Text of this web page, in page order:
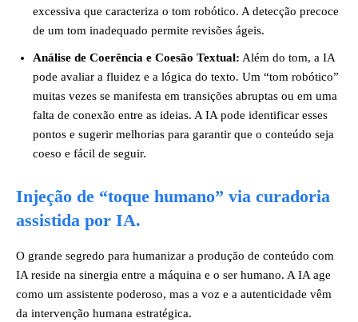
excessiva que caracteriza o tom robótico. A detecção precoce
de um tom inadequado permite revisões ágeis.
Análise de Coerência e Coesão Textual: Além do tom, a IA
pode avaliar a fluidez e a lógica do texto. Um “tom robótico”
muitas vezes se manifesta em transições abruptas ou em uma
falta de conexão entre as ideias. A IA pode identificar esses
pontos e sugerir melhorias para garantir que o conteúdo seja
coeso e fácil de seguir.
Injeção de “toque humano” via curadoria
assistida por IA.
O grande segredo para humanizar a produção de conteúdo com
IA reside na sinergia entre a máquina e o ser humano. A IA age
como um assistente poderoso, mas a voz e a autenticidade vêm
da intervenção humana estratégica.